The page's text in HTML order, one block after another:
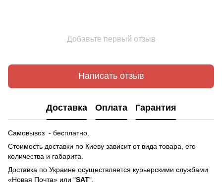
Добавьте первый отзыв
Написать отзыв
Доставка Оплата Гарантия
Самовывоз - бесплатно.
Стоимость доставки по Киеву зависит от вида товара, его
количества и габарита.
Доставка по Украине осуществляется курьерскими службами
«Новая Почта» или "SAT".